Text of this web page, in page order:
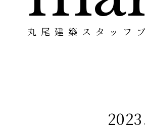
丸尾建築スタッフ